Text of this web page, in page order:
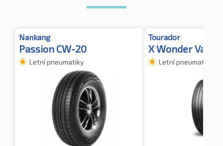
Nankang
Passion CW-20
Letní pneumatiky
Tourador
X Wonder Van
Letní pneumatiky